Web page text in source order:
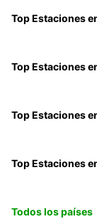
Top Estaciones
Top Estaciones
Top Estaciones
Top Estaciones
Todos los países